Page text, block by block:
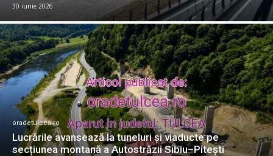
30 iunie 2026
oradetulcea.ro
Lucrările avansează la tuneluri și viaducte pe
secțiunea montană a Autostrăzii Sibiu–Pitești